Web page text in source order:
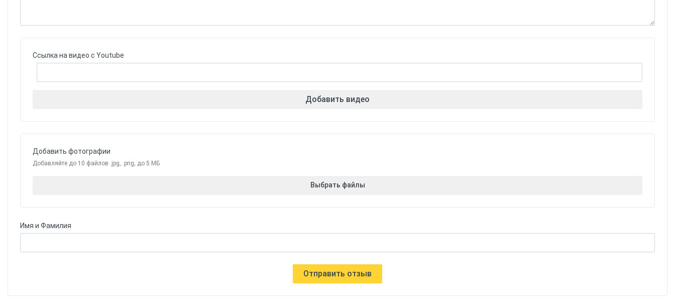
Ссылка на видео с Youtube
Добавить видео
Добавить фотографии
Добавляйте до 10 файлов .jpg, .png, до 5 МБ
Выбрать файлы
Имя и Фамилия
Отправить отзыв